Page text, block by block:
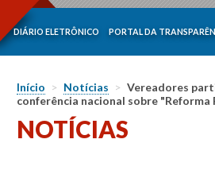
DIÁRIO ELETRÔNICO PORTAL DA
Início > Notícias > Vereadores
conferência nacional sobre
NOTÍCIAS